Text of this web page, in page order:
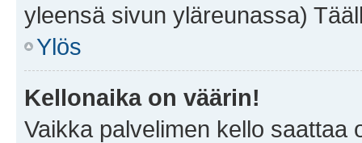
yleensä sivun yläreunassa)
Ylös
Kellonaika on väärin!
Vaikka palvelimen kello saattaa